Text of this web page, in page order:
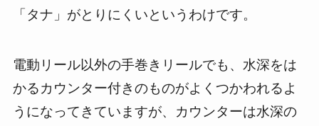
「タナ」がとりにくいというわけです。
電動リール以外の手巻きリールでも、水深をは
かるカウンター付きのものがよくつかわれるよ
うになってきていますが、カウンターは水深の